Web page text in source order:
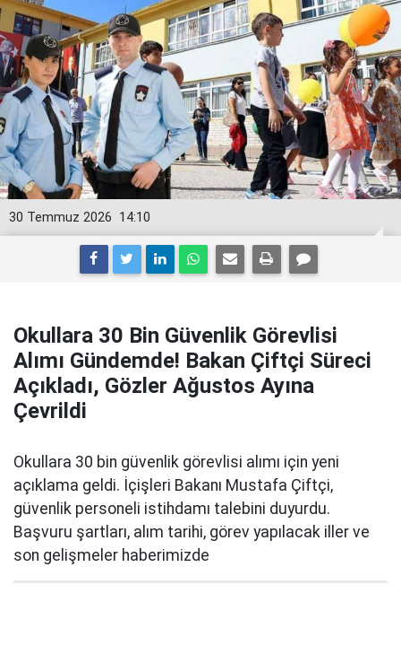
14:10
30 Temmuz 2026
Okullara 30 Bin Güvenlik Görevlisi
Alımı Gündemde! Bakan Çiftçi Süreci
Açıkladı, Gözler Ağustos Ayına
Çevrildi
Okullara 30 bin güvenlik görevlisi alımı için yeni
açıklama geldi. İçişleri Bakanı Mustafa Çiftçi,
güvenlik personeli istihdamı talebini duyurdu.
Başvuru şartları, alım tarihi, görev yapılacak iller ve
son gelişmeler haberimizde